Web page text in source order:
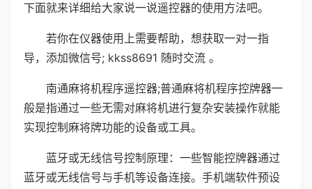
下面就来详细给大家说一说遥控器的使用方法吧。
若你在仪器使用上需要帮助，想获取一对一指
导，添加微信号; kkss8691 随时交流 。
南通麻将机程序遥控器;普通麻将机程序控牌器一
般是指通过一些无需对麻将机进行复杂安装操作就能
实现控制麻将牌功能的设备或工具。
蓝牙或无线信号控制原理：一些智能控牌器通过
蓝牙或无线信号与手机等设备连接。手机端软件预设